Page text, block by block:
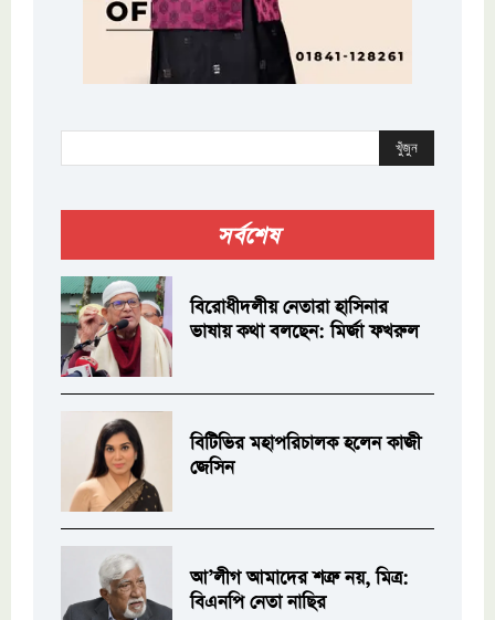
খুঁজুন
সর্বশেষ
বিরোধীদলীয় নেতারা হাসিনার
ভাষায় কথা বলছেন: মির্জা ফখরুল
বিটিভির মহাপরিচালক হলেন কাজী
জেসিন
আ’লীগ আমাদের শত্রু নয়, মিত্র:
বিএনপি নেতা নাছির